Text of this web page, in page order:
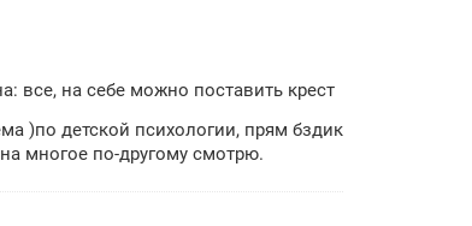
все, на себе можно поставить крест
)по детской психологии, прям бздик
многое по-другому смотрю.